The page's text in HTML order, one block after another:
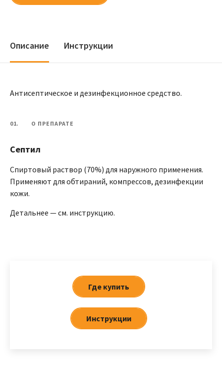
Описание Инструкции
Антисептическое и дезинфекционное средство.
01. О ПРЕПАРАТЕ
Септил
Спиртовый раствор (70%) для наружного применения.
Применяют для обтираний, компрессов, дезинфекции
кожи.
Детальнее — см. инструкцию.
Где купить
Инструкции